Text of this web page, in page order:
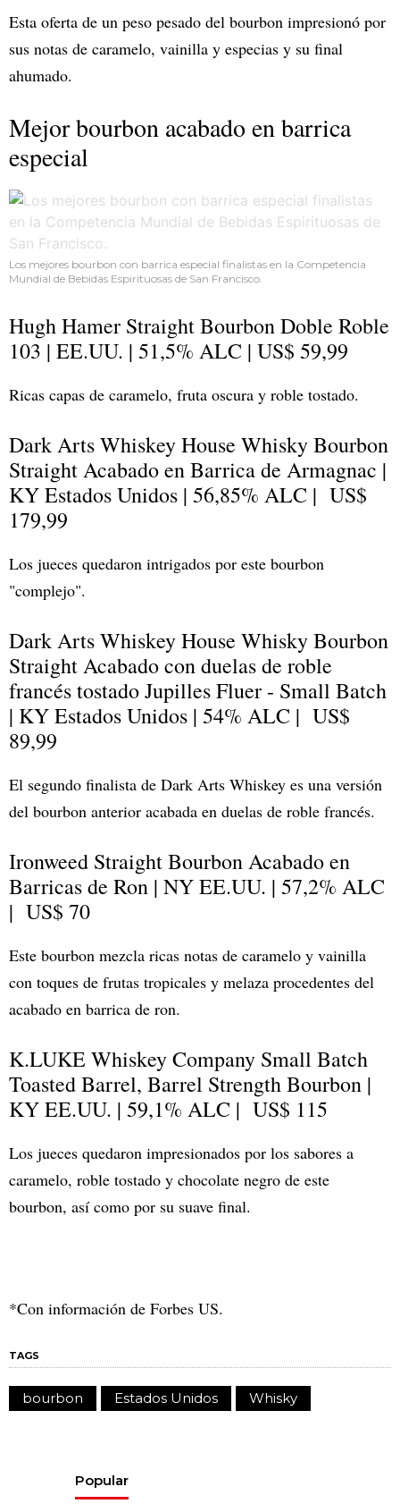
Esta oferta de un peso pesado del bourbon impresionó por
sus notas de caramelo, vainilla y especias y su final
ahumado.
Mejor bourbon acabado en barrica
especial
Los mejores bourbon con barrica especial finalistas en la Competencia
Mundial de Bebidas Espirituosas de San Francisco.
Hugh Hamer Straight Bourbon Doble Roble
103 | EE.UU. | 51,5% ALC | US$ 59,99
Ricas capas de caramelo, fruta oscura y roble tostado.
Dark Arts Whiskey House Whisky Bourbon
Straight Acabado en Barrica de Armagnac |
KY Estados Unidos | 56,85% ALC | US$
179,99
Los jueces quedaron intrigados por este bourbon
"complejo".
Dark Arts Whiskey House Whisky Bourbon
Straight Acabado con duelas de roble
francés tostado Jupilles Fluer - Small Batch
| KY Estados Unidos | 54% ALC | US$
89,99
El segundo finalista de Dark Arts Whiskey es una versión
del bourbon anterior acabada en duelas de roble francés.
Ironweed Straight Bourbon Acabado en
Barricas de Ron | NY EE.UU. | 57,2% ALC
| US$ 70
Este bourbon mezcla ricas notas de caramelo y vainilla
con toques de frutas tropicales y melaza procedentes del
acabado en barrica de ron.
K.LUKE Whiskey Company Small Batch
Toasted Barrel, Barrel Strength Bourbon |
KY EE.UU. | 59,1% ALC | US$ 115
Los jueces quedaron impresionados por los sabores a
caramelo, roble tostado y chocolate negro de este
bourbon, así como por su suave final.
*Con información de Forbes US.
TAGS
bourbon Estados Unidos Whisky
Popular